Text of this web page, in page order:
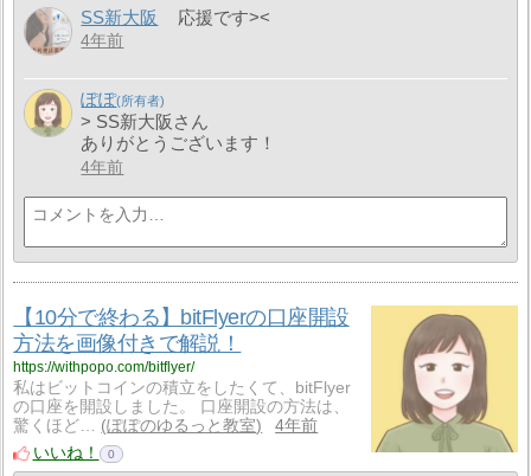
SS新大阪 応援です><
4年前
ぽぽ
> SS新大阪さん
ありがとうございます！
4年前
【10分で終わる】bitFlyerの口座開設
方法を画像付きで解説！
https://withpopo.com/bitflyer/
私はビットコインの積立をしたくて、bitFlyer
の口座を開設しました。 口座開設の方法は、
驚くほど…
ぽぽのゆるっと教室
4年前
いいね！
0